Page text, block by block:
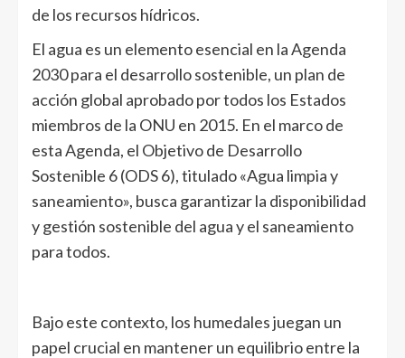
de los recursos hídricos.
El agua es un elemento esencial en la Agenda
2030 para el desarrollo sostenible, un plan de
acción global aprobado por todos los Estados
miembros de la ONU en 2015. En el marco de
esta Agenda, el Objetivo de Desarrollo
Sostenible 6 (ODS 6), titulado «Agua limpia y
saneamiento», busca garantizar la disponibilidad
y gestión sostenible del agua y el saneamiento
para todos.
Bajo este contexto, los humedales juegan un
papel crucial en mantener un equilibrio entre la